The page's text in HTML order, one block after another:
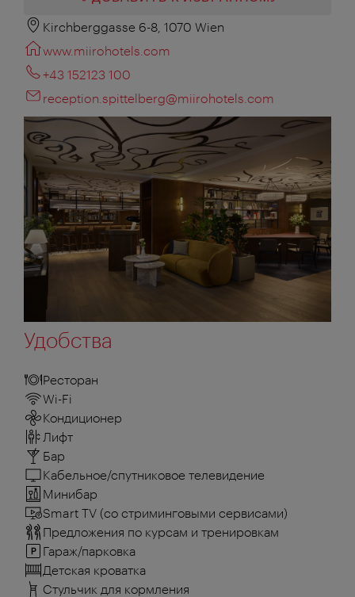
Kirchberggasse 6-8, 1070 Wien
www.miirohotels.com
+43 152123 100
reception.spittelberg@miirohotels.com
Удобства
Ресторан
Wi-Fi
Кондиционер
Лифт
Бар
Кабельное/спутниковое телевидение
Минибар
Smart TV (со стриминговыми сервисами)
Предложения по курсам и тренировкам
Гараж/парковка
Детская кроватка
Стульчик для кормления